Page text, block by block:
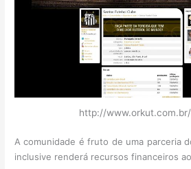
http://
A comunidade é fruto de uma parceria
inclusive renderá recursos financeiros